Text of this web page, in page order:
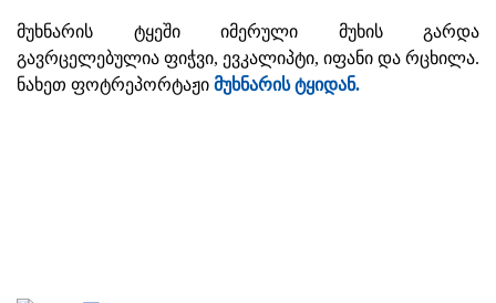
მუხნარის ტყეში იმერული მუხის გარდა
გავრცელებულია ფიჭვი, ევკალიპტი, იფანი და რცხილა.
ნახეთ ფოტრეპორტაჟი მუხნარის ტყიდან.